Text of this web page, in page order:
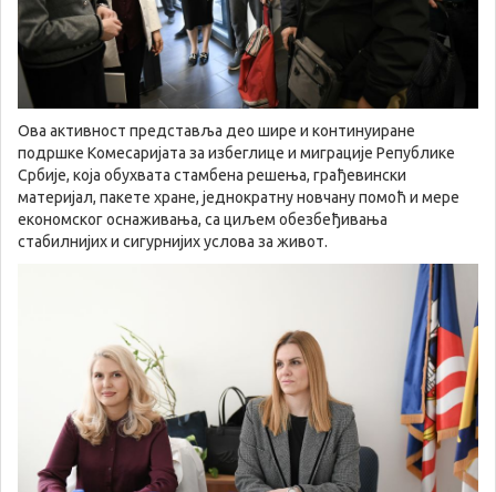
Ова активност представља део шире и континуиране
подршке Комесаријата за избеглице и миграције Републике
Србије, која обухвата стамбена решења, грађевински
материјал, пакете хране, једнократну новчану помоћ и мере
економског оснаживања, са циљем обезбеђивања
стабилнијих и сигурнијих услова за живот.